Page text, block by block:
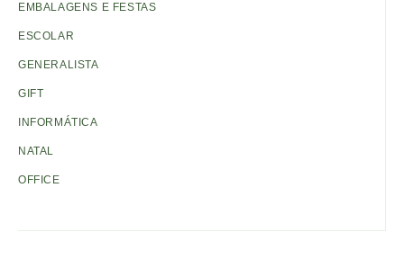
EMBALAGENS E FESTAS
ESCOLAR
GENERALISTA
GIFT
INFORMÁTICA
NATAL
OFFICE